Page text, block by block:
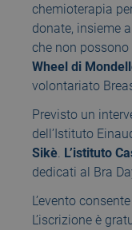
chemioterapia
donate, insieme
che non possono
Wheel di
volontariato
Previsto un
dell’Istituto
Sikè L’istituto
dedicati al Bra
L’evento
L’iscrizione è